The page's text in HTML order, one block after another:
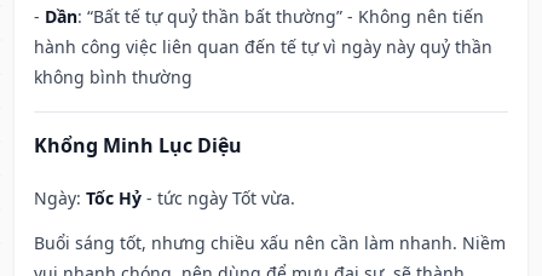
- Dần: “Bất tế tự quỷ thần bất thường” - Không nên tiến
hành công việc liên quan đến tế tự vì ngày này quỷ thần
không bình thường
Khổng Minh Lục Diệu
Ngày: Tốc Hỷ - tức ngày Tốt vừa.
Buổi sáng tốt, nhưng chiều xấu nên cần làm nhanh. Niềm